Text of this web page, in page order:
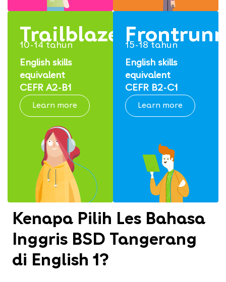
Trailblazers
10-14 tahun
English skills
equivalent
CEFR A2-B1
Learn more
15-18 tahun
English skills
equivalent
CEFR B2-C1
Learn more
Kenapa Pilih Les Bahasa
Inggris BSD Tangerang
di English 1?